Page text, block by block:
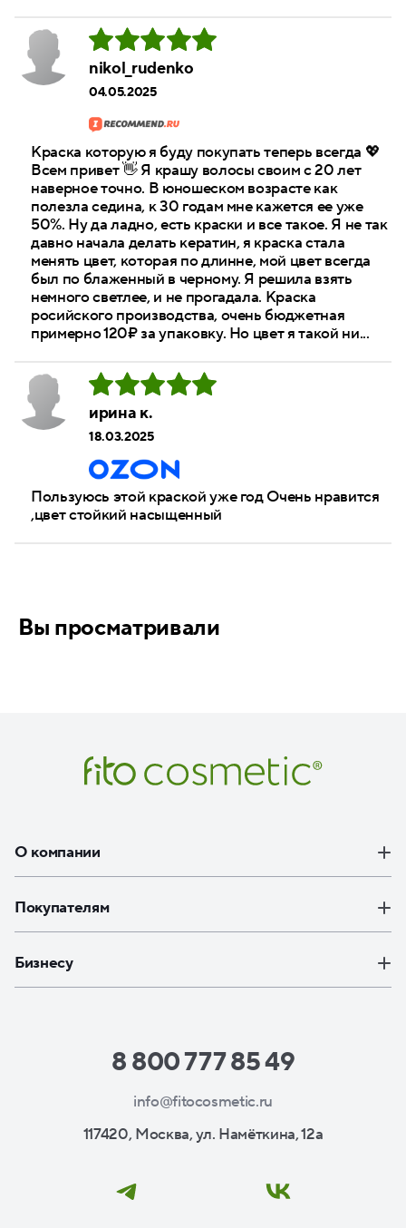
nikol_rudenko
04.05.2025
Краска которую я буду покупать теперь всегда 💖
Всем привет 👋 Я крашу волосы своим с 20 лет
наверное точно. В юношеском возрасте как
полезла седина, к 30 годам мне кажется ее уже
50%. Ну да ладно, есть краски и все такое. Я не так
давно начала делать кератин, я краска стала
менять цвет, которая по длинне, мой цвет всегда
был по блаженный в черному. Я решила взять
немного светлее, и не прогадала. Краска
росийского производства, очень бюджетная
примерно 120₽ за упаковку. Но цвет я такой ни...
ирина к.
18.03.2025
Пользуюсь этой краской уже год Очень нравится
,цвет стойкий насыщенный
Вы просматривали
О компании
Покупателям
Бизнесу
8 800 777 85 49
info@fitocosmetic.ru
117420, Москва, ул. Намёткина, 12а